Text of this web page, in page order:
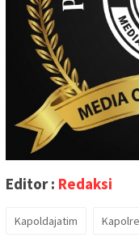
Editor : Redaksi
Kapoldajatim